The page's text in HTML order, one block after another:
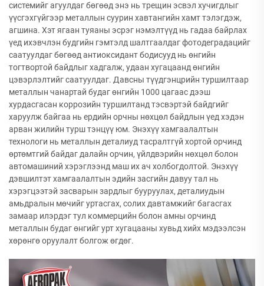
системийг агуулдаг бөгөөд энэ нь трещин эсвэл хучигдлыг
үүсгэхгүйгээр металлын суурин хавтангийн хамт тэлэгдэж,
агшина. Хэт ягаан туяаны эсрэг нэмэлтүүд нь гадаа байрлах
үед ихэвчлэн будгийн гэмтэлд шалтгаалдаг фотодеградацийг
саатуулдаг бөгөөд антиоксидант бодисууд нь өнгийн
тогтвортой байдлыг хадгалж, удаан хугацаанд өнгийн
цэвэрлэлтийг саатуулдаг. Давсны түүдгэнцрийн туршилтаар
металлын чанартай будаг өнгийн 1000 цагаас дээш
хурдасгасан коррозийн туршилтанд тэсвэртэй байдгийг
харуулж байгаа нь ердийн орчны нөхцөл байдлын үед хэдэн
арван жилийн турш тэнцүү юм. Энэхүү хамгаалалтын
технологи нь металлын деталиуд тасралтгүй хортой орчинд
өртөмтгий байдаг далайн орчин, үйлдвэрийн нөхцөл болон
автомашиний хэрэглээнд маш их ач холбогдолтой. Энэхүү
дэвшилтэт хамгаалалтын эдийн засгийн давуу тал нь
хэрэгцээтэй засварын зардлыг бууруулах, деталиудын
амьдралын мөчийг уртасгах, солих давтамжийг багасгах
замаар илэрдэг тул коммерцийн болон амны орчинд
металлын будаг өнгийг урт хугацааны хувьд хийх мэдээлсэн
хөрөнгө оруулалт болгож өгдөг.